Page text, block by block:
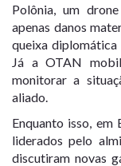
Polônia, um
apenas danos
queixa diplomática
Já a OTAN
monitorar a
aliado.
Enquanto isso, em
liderados pelo
discutiram novas